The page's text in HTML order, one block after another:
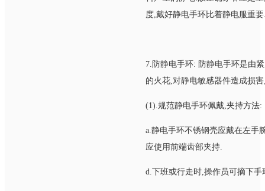
度,戴好静电手环比着静电服重
7.防静电手环: 防静电手环是由
的火花,对静电敏感器件造成损
(1).规范静电手环佩戴,夹持方法:
a.静电手环不锈钢壳应戴在左手
应使用前端齿部夹持.
d.下班或行走时,操作员可摘下